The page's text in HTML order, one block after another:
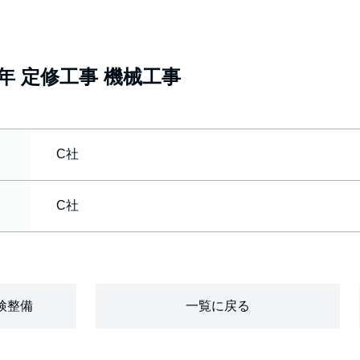
定修工事 機械工事
C社
C社
整備 一覧に戻る